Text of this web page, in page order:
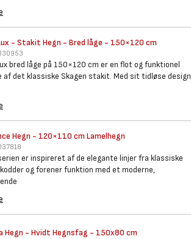
- Stakit Hegn - Bred låge - 150×120 cm
bred låge på 150×120 cm er en flot og funktionel
af det klassiske Skagen stakit. Med sit tidløse design
Hegn - 120×110 cm Lamelhegn
er inspireret af de elegante linjer fra klassiske
og forener funktion med et moderne,
Hegn - Hvidt Hegnsfag - 150x80 cm